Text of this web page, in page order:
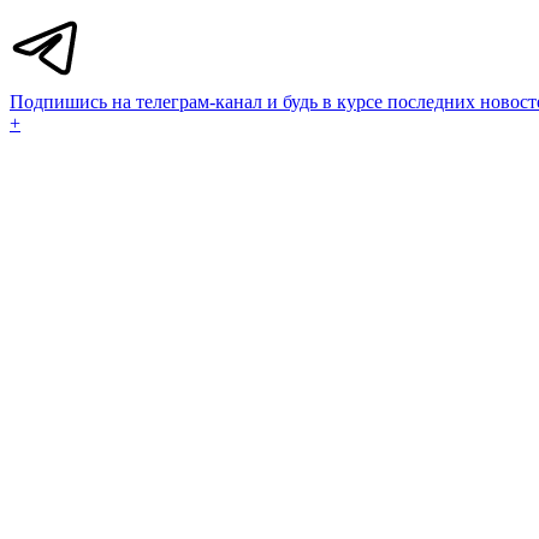
Подпишись на телеграм-канал и будь в курсе последних
+